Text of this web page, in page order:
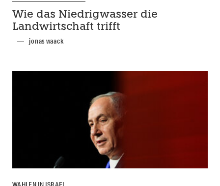
Wie das Niedrigwasser die
Landwirtschaft trifft
jonas waack